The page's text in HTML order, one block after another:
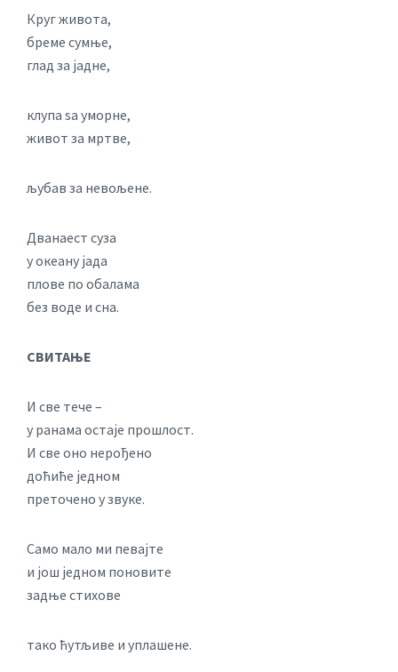
Круг живота,
бреме сумње,
глад за јадне,
клупа ѕа уморне,
живот за мртве,
љубав за невољене.
Дванаест суза
у океану јада
плове по обалама
без воде и сна.
СВИТАЊЕ
И све тече –
у ранама остаје прошлост.
И све оно нерођено
доћиће једном
преточено у звуке.
Само мало ми певајте
и још једном поновите
задње стихове
тако ћутљиве и уплашене.